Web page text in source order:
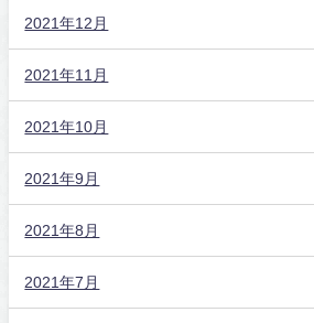
2021年12月
2021年11月
2021年10月
2021年9月
2021年8月
2021年7月